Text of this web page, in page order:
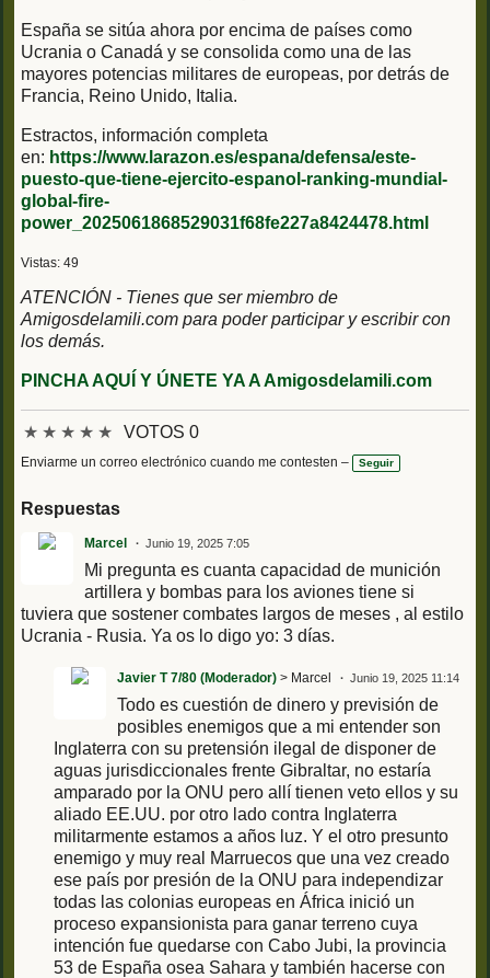
España se sitúa ahora por encima de países como
Ucrania o Canadá y se consolida como una de las
mayores potencias militares de europeas, por detrás de
Francia, Reino Unido, Italia.
Estractos, información completa
en: https://www.larazon.es/espana/defensa/este-
puesto-que-tiene-ejercito-espanol-ranking-mundial-
global-fire-
power_2025061868529031f68fe227a8424478.html
Vistas: 49
ATENCIÓN - Tienes que ser miembro de
Amigosdelamili.com para poder participar y escribir con
los demás.
PINCHA AQUÍ Y ÚNETE YA A Amigosdelamili.com
★ ★ ★ ★ ★ VOTOS 0
Enviarme un correo electrónico cuando me contesten – Seguir
Respuestas
Marcel Junio 19, 2025 7:05
Mi pregunta es cuanta capacidad de munición
artillera y bombas para los aviones tiene si
tuviera que sostener combates largos de meses , al estilo
Ucrania - Rusia. Ya os lo digo yo: 3 días.
Javier T 7/80 (Moderador) > Marcel Junio 19, 2025 11:14
Todo es cuestión de dinero y previsión de
posibles enemigos que a mi entender son
Inglaterra con su pretensión ilegal de disponer de
aguas jurisdiccionales frente Gibraltar, no estaría
amparado por la ONU pero allí tienen veto ellos y su
aliado EE.UU. por otro lado contra Inglaterra
militarmente estamos a años luz. Y el otro presunto
enemigo y muy real Marruecos que una vez creado
ese país por presión de la ONU para independizar
todas las colonias europeas en África inició un
proceso expansionista para ganar terreno cuya
intención fue quedarse con Cabo Jubi, la provincia
53 de España osea Sahara y también hacerse con